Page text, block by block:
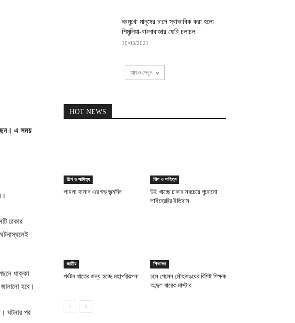
এ সময়
ঢাকার
ধাক্কা
হবে।
ঘটনার পর
ঘরমুখো মানুষের চাপে স্বাভাবিক করা হলো
শিমুলিয়া-বাংলাবাজার ফেরি চলাচল
10/05/2021
আরও দেখুন
HOT NEWS
শিল্প ও সাহিত্য
লায়লা হাসান এর শুভ জন্মদিন
শিল্প ও সাহিত্য
উই খাচ্ছে ঢাকার সবচেয়ে পুরোনো
লাইব্রেরির ইতিহাস
জাতীয়
পর্যটন খাতের জন্য হচ্ছে মহাপরিকল্পনা
শিক্ষাঙ্গন
চলে গেলেন লৌহজঙয়ের বিশিষ্ট শিক্ষক
আব্দুল বারেক মাস্টার